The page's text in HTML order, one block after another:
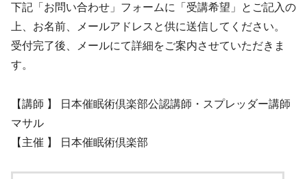
下記「お問い合わせ」フォームに「受講希望」とご記入の
上、お名前、メールアドレスと供に送信してください。
受付完了後、メールにて詳細をご案内させていただきま
す。
【講師 】 日本催眠術倶楽部公認講師・スプレッダー講師
マサル
【主催 】 日本催眠術倶楽部